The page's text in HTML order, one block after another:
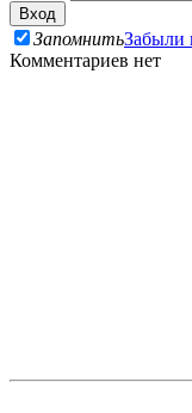
ЗапомнитьЗабыли
Комментариев нет